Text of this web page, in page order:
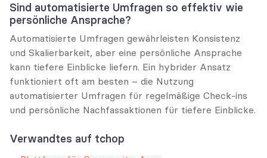
Sind automatisierte Umfragen so effektiv wie
persönliche Ansprache?
Automatisierte Umfragen gewährleisten Konsistenz
und Skalierbarkeit, aber eine persönliche Ansprache
kann tiefere Einblicke liefern. Ein hybrider Ansatz
funktioniert oft am besten – die Nutzung
automatisierter Umfragen für regelmäßige Check-ins
und persönliche Nachfassaktionen für tiefere Einblicke.
Verwandtes auf tchop